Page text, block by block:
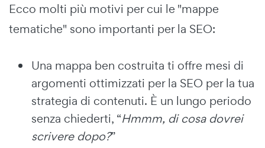
Ecco molti più motivi per cui le "mappe
tematiche" sono importanti per la SEO:
Una mappa ben costruita ti offre mesi di
argomenti ottimizzati per la SEO per la tua
strategia di contenuti. È un lungo periodo
senza chiederti, “Hmmm, di cosa dovrei
scrivere dopo?”